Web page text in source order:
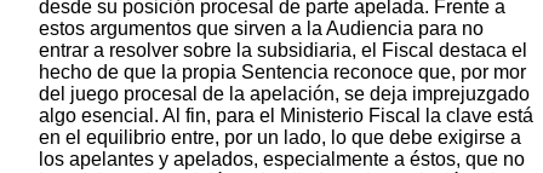
desde su posición procesal de parte apelada. Frente a
estos argumentos que sirven a la Audiencia para no
entrar a resolver sobre la subsidiaria, el Fiscal destaca el
hecho de que la propia Sentencia reconoce que, por mor
del juego procesal de la apelación, se deja imprejuzgado
algo esencial. Al fin, para el Ministerio Fiscal la clave está
en el equilibrio entre, por un lado, lo que debe exigirse a
los apelantes y apelados, especialmente a éstos, que no